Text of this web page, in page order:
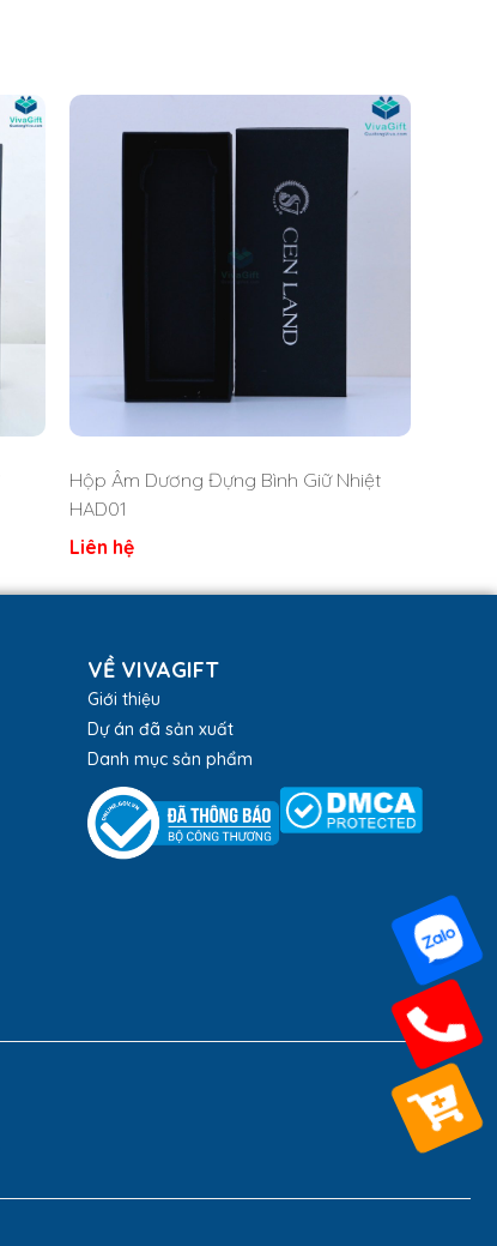
Hộp Âm Dương Đựng Bình Giữ Nhiệt
HAD01
Liên hệ
VỀ VIVAGIFT
Giới thiệu
Dự án đã sản xuất
Danh mục sản phẩm